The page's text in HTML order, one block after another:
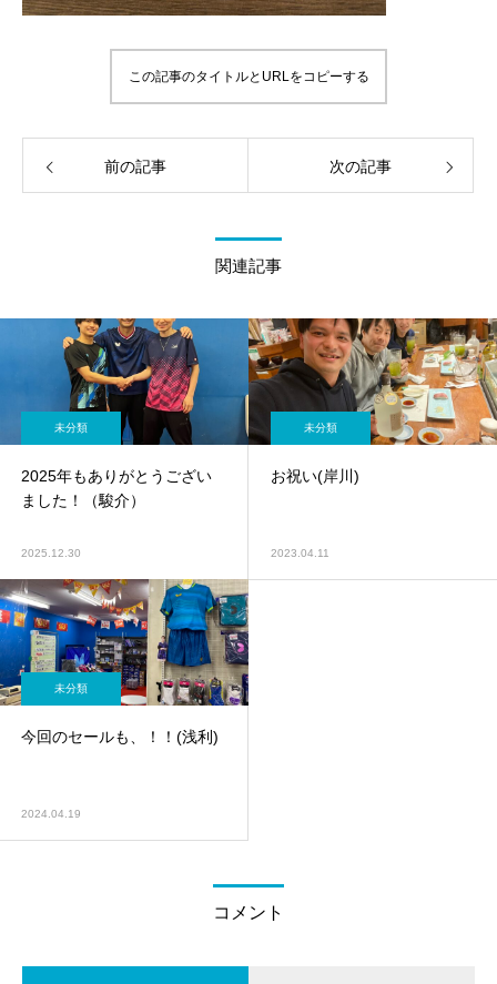
この記事のタイトルとURLをコピーする
前の記事 次の記事
関連記事
未分類
2025年もありがとうござい
ました！（駿介）
2025.12.30
未分類
お祝い(岸川)
2023.04.11
未分類
今回のセールも、！！(浅利)
2024.04.19
コメント